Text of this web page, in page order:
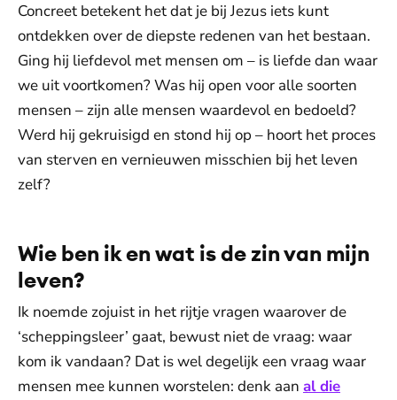
Concreet betekent het dat je bij Jezus iets kunt
ontdekken over de diepste redenen van het bestaan.
Ging hij liefdevol met mensen om – is liefde dan waar
we uit voortkomen? Was hij open voor alle soorten
mensen – zijn alle mensen waardevol en bedoeld?
Werd hij gekruisigd en stond hij op – hoort het proces
van sterven en vernieuwen misschien bij het leven
zelf?
Wie ben ik en wat is de zin van mijn
leven?
Ik noemde zojuist in het rijtje vragen waarover de
‘scheppingsleer’ gaat, bewust niet de vraag: waar
kom ik vandaan? Dat is wel degelijk een vraag waar
mensen mee kunnen worstelen: denk aan al die